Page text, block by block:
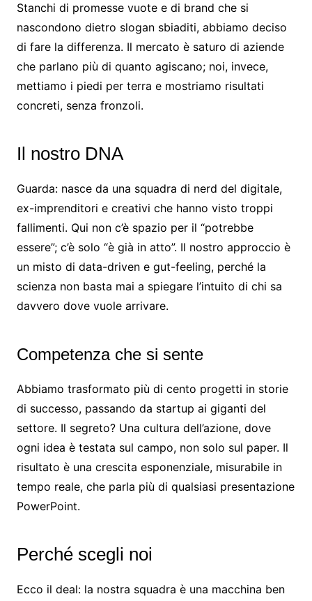
Stanchi di promesse vuote e di brand che si
nascondono dietro slogan sbiaditi, abbiamo deciso
di fare la differenza. Il mercato è saturo di aziende
che parlano più di quanto agiscano; noi, invece,
mettiamo i piedi per terra e mostriamo risultati
concreti, senza fronzoli.
Il nostro DNA
Guarda: nasce da una squadra di nerd del digitale,
ex-imprenditori e creativi che hanno visto troppi
fallimenti. Qui non c’è spazio per il “potrebbe
essere”; c’è solo “è già in atto”. Il nostro approccio è
un misto di data-driven e gut-feeling, perché la
scienza non basta mai a spiegare l’intuito di chi sa
davvero dove vuole arrivare.
Competenza che si sente
Abbiamo trasformato più di cento progetti in storie
di successo, passando da startup ai giganti del
settore. Il segreto? Una cultura dell’azione, dove
ogni idea è testata sul campo, non solo sul paper. Il
risultato è una crescita esponenziale, misurabile in
tempo reale, che parla più di qualsiasi presentazione
PowerPoint.
Perché scegli noi
Ecco il deal: la nostra squadra è una macchina ben